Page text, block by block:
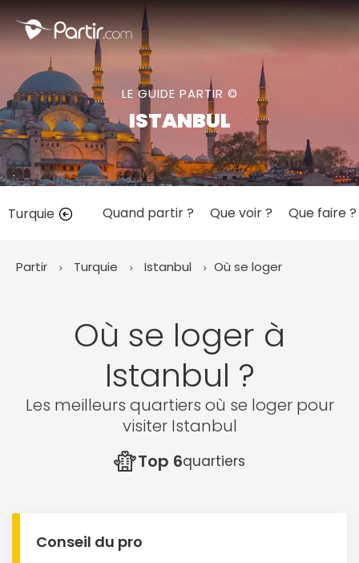
LE GUIDE PARTIR ©
ISTANBUL
Turquie Quand partir ? Que voir ? Que faire ?
Partir Turquie Istanbul Où se loger
Où se loger à
Istanbul ?
Les meilleurs quartiers où se loger pour
visiter Istanbul
Top 6quartiers
Conseil du pro
Fermer
📍 Destinations populaires
☀️ Où partir par mois
Juillet
Août Septembre
Octobre